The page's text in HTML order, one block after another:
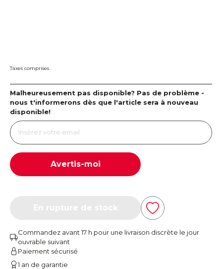
Taxes comprises
Malheureusement pas disponible? Pas de problème -
nous t'informerons dès que l'article sera à nouveau
disponible!
Avertis-moi
Commandez avant 17 h pour une livraison discrète le jour
ouvrable suivant
Paiement sécurisé
1 an de garantie